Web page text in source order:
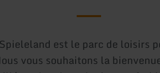
est le parc de loisirs
vous souhaitons la